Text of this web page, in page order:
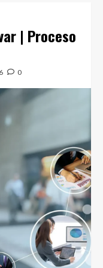
| Proceso
0